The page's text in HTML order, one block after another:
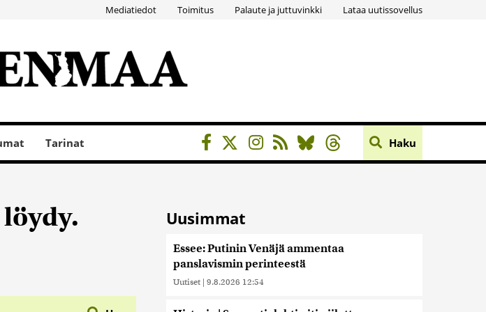
Mediatiedot Toimitus Palaute ja juttuvinkki Lataa uutissovellus
Tarinat Haku
Uusimmat
Essee: Putinin Venäjä ammentaa
panslavismin perinteestä
Uutiset | 9.8.2026 12:54